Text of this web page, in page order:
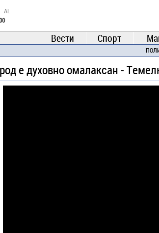
AL
Вести Спорт
е духовно омалаксан -